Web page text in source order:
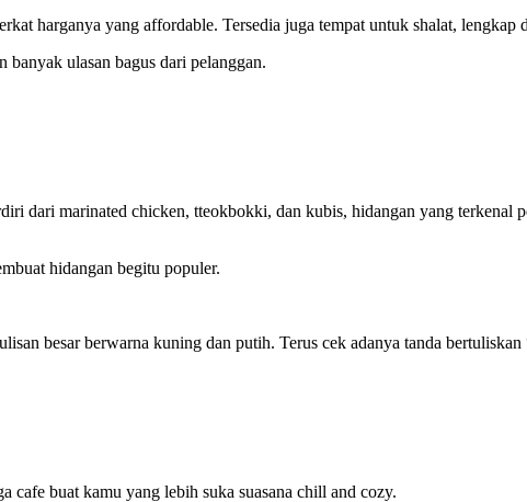
harganya yang affordable. Tersedia juga tempat untuk shalat, lengkap
ulasan bagus dari pelanggan.
dari marinated chicken, tteokbokki, dan kubis, hidangan yang terkenal
hidangan begitu populer.
besar berwarna kuning dan putih. Terus cek adanya tanda
buat kamu yang lebih suka suasana chill and cozy.